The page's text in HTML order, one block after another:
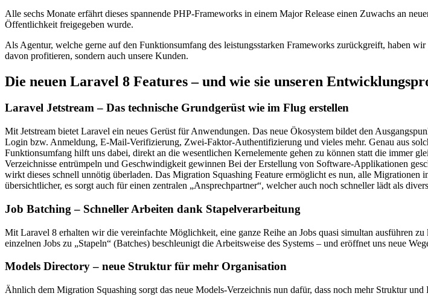
Alle sechs Monate erfährt dieses spannende PHP-Frameworks in einem Major Release einen Zuwachs an
Öffentlichkeit freigegeben wurde.
Als Agentur, welche gerne auf den Funktionsumfang des leistungsstarken Frameworks zurückgreift, haben
davon profitieren, sondern auch unsere Kunden.
Die neuen Laravel 8 Features – und wie sie unseren
Laravel Jetstream – Das technische Grundgerüst wie im Flug erstellen
Mit Jetstream bietet Laravel ein neues Gerüst für Anwendungen. Das neue Ökosystem bildet den
Login bzw. Anmeldung, E-Mail-Verifizierung, Zwei-Faktor-Authentifizierung und vieles mehr. Genau aus
Funktionsumfang hilft uns dabei, direkt an die wesentlichen Kernelemente gehen zu können statt die immer
Verzeichnisse entrümpeln und Geschwindigkeit gewinnen Bei der Erstellung von Software-Applikationen
wirkt dieses schnell unnötig überladen. Das Migration Squashing Feature ermöglicht es nun, alle
übersichtlicher, es sorgt auch für einen zentralen „Ansprechpartner“, welcher auch noch schneller lädt als
Job Batching – Schneller Arbeiten dank Stapelverarbeitung
Mit Laravel 8 erhalten wir die vereinfachte Möglichkeit, eine ganze Reihe an Jobs quasi simultan ausführen
einzelnen Jobs zu „Stapeln“ (Batches) beschleunigt die Arbeitsweise des Systems – und eröffnet uns neue
Models Directory – neue Struktur für mehr Organisation
Ähnlich dem Migration Squashing sorgt das neue Models-Verzeichnis nun dafür, dass noch mehr Struktur